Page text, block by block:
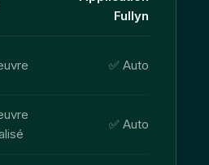
Fullyn
✅ Auto
✅ Auto